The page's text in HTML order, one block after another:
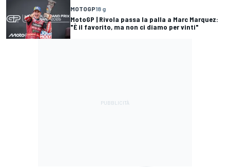
MOTOGP18 g
MotoGP | Rivola passa la palla a Marc Marquez:
"È il favorito, ma non ci diamo per vinti"